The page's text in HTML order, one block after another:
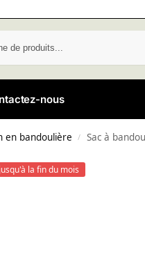
nous
en bandoulière / Sac à
la fin du mois